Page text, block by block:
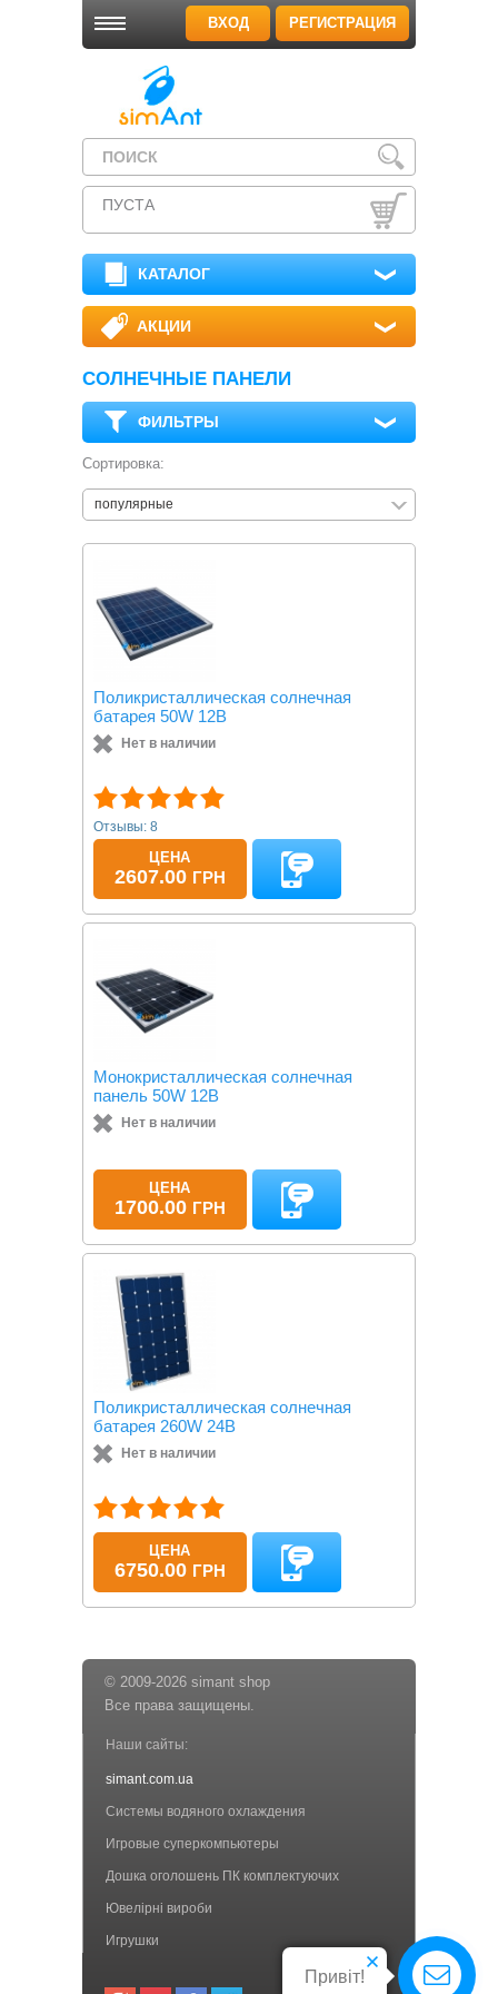
ВХОД РЕГИСТРАЦИЯ
ПУСТА
КАТАЛОГ
АКЦИИ
СОЛНЕЧНЫЕ ПАНЕЛИ
ФИЛЬТРЫ
Сортировка:
популярные
Поликристаллическая солнечная
батарея 50W 12В
Нет в наличии
Отзывы: 8
ЦЕНА
2607.00 ГРН
Монокристаллическая солнечная
панель 50W 12В
Нет в наличии
ЦЕНА
1700.00 ГРН
Поликристаллическая солнечная
батарея 260W 24В
Нет в наличии
ЦЕНА
6750.00 ГРН
© 2009-2026 simant shop
Все права защищены.
Наши сайты:
simant.com.ua
Системы водяного охлаждения
Игровые суперкомпьютеры
Дошка оголошень ПК комплектуючих
Ювелірні вироби
Игрушки
Привіт!